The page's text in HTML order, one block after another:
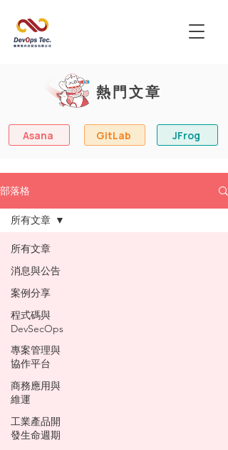
熱門文章
Asana GitLab JFrog
部落格
所有文章
消息與公告
案例分享
程式碼與
DevSecOps
專案管理與
協作平台
商務應用與
維運
工業產品開
發生命週期
所有文章